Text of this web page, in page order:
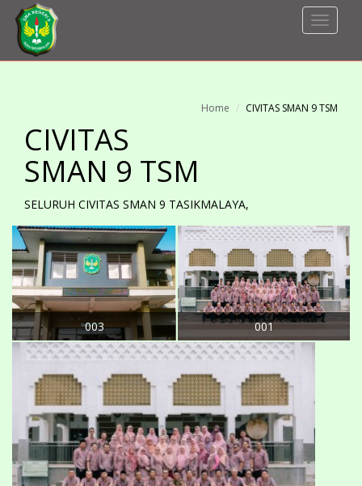
Toggle
Home CIVITAS SMAN 9 TSM
CIVITAS
SMAN 9 TSM
SELURUH CIVITAS SMAN 9 TASIKMALAYA,
003 001